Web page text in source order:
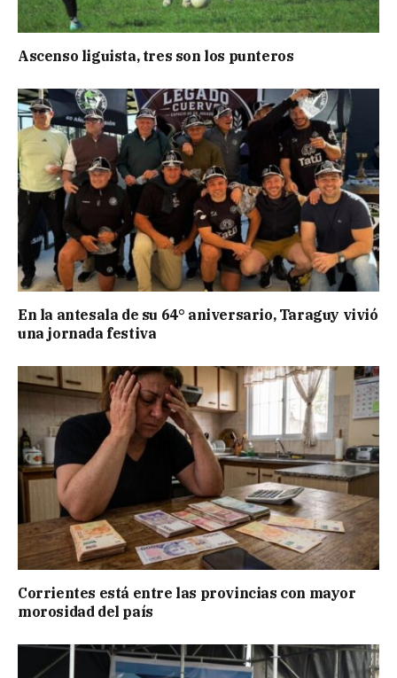
Ascenso liguista, tres son los punteros
En la antesala de su 64° aniversario, Taraguy vivió
una jornada festiva
Corrientes está entre las provincias con mayor
morosidad del país